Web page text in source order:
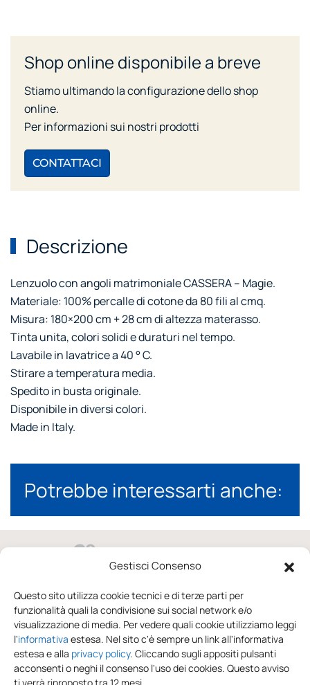
Gestisci Consenso
Questo sito utilizza cookie tecnici e di terze parti per
funzionalità quali la condivisione sui social network e/o
visualizzazione di media. Per vedere quali cookie utilizziamo leggi
l'informativa estesa. Nel sito c'è sempre un link all'informativa
estesa e alla privacy policy. Cliccando sugli appositi pulsanti
acconsenti o neghi il consenso l'uso dei cookies. Questo avviso
Shop online disponibile a breve
Stiamo ultimando la configurazione dello shop
online.
Per informazioni sui nostri prodotti
CONTATTACI
Descrizione
Lenzuolo con angoli matrimoniale CASSERA – Magie.
Materiale: 100% percalle di cotone da 80 fili al cmq.
Misura: 180×200 cm + 28 cm di altezza materasso.
Tinta unita, colori solidi e duraturi nel tempo.
Lavabile in lavatrice a 40 ° C.
Stirare a temperatura media.
Spedito in busta originale.
Disponibile in diversi colori.
Made in Italy.
Potrebbe interessarti anche:
via Domenico Raccuini 37/41 02100 Rieti
0746.246652
dal lunedì al sabato
info@sonniesogni.com